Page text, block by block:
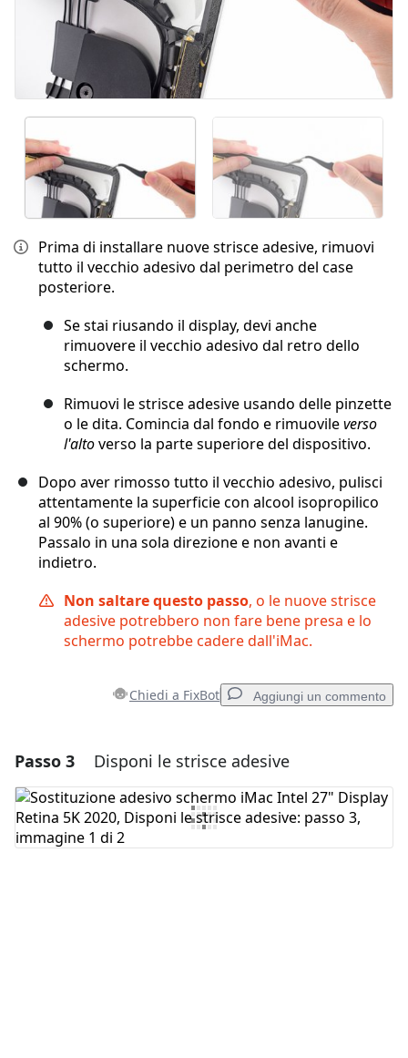
Prima di installare nuove strisce adesive, rimuovi
tutto il vecchio adesivo dal perimetro del case
posteriore.
Se stai riusando il display, devi anche
rimuovere il vecchio adesivo dal retro dello
schermo.
Rimuovi le strisce adesive usando delle pinzette
o le dita. Comincia dal fondo e rimuovileverso
l'altoverso la parte superiore del dispositivo.
Dopo aver rimosso tutto il vecchio adesivo, pulisci
attentamente la superficie con alcool isopropilico
al 90% (o superiore) e un panno senza lanugine.
Passalo in una sola direzione e non avanti e
indietro.
Non saltare questo passo, o le nuove strisce
adesive potrebbero non fare bene presa e lo
schermo potrebbe cadere dall'iMac.
Chiedi a FixBot Aggiungi un commento
Aggiungi un commento
Aggiungi Commento
Passo 3 Disponi le strisce adesive